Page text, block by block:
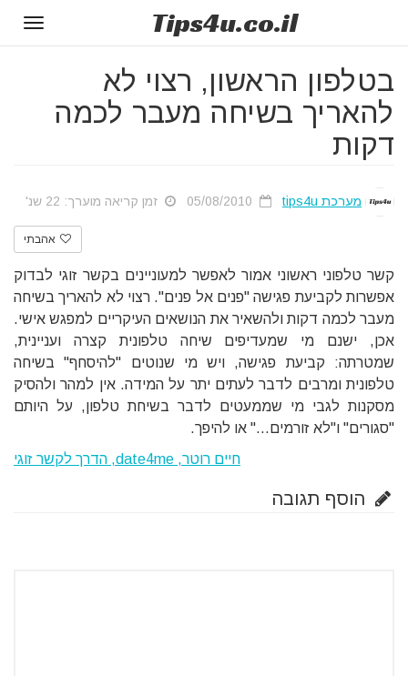
Tips4u.co.il
בטלפון הראשון, רצוי לא
להאריך בשיחה מעבר לכמה
דקות
מערכת tips4u זמן קריאה מוערך: 22 שנ'
אהבתי
קשר טלפוני ראשוני אמור לאפשר למעוניינים בקשר זוגי לבדוק
אפשרות לקביעת פגישה "פנים אל פנים". רצוי לא להאריך בשיחה
מעבר לכמה דקות ולהשאיר את הנושאים העיקריים למפגש אישי.
אכן, ישנם מי שמעדיפים שיחה טלפונית קצרה ועניינית,
שמטרתה: קביעת פגישה, ויש מי שנוטים "להיסחף" בשיחה
טלפונית ומרבים לדבר לעתים יתר על המידה. אין למהר ולהסיק
מסקנות לגבי מי שממעטים לדבר בשיחת טלפון, על היותם
"סגורים" ו"לא זורמים…" או להיפך.
חיים רוטר, date4me, הדרך לקשר זוגי
הוסף תגובה